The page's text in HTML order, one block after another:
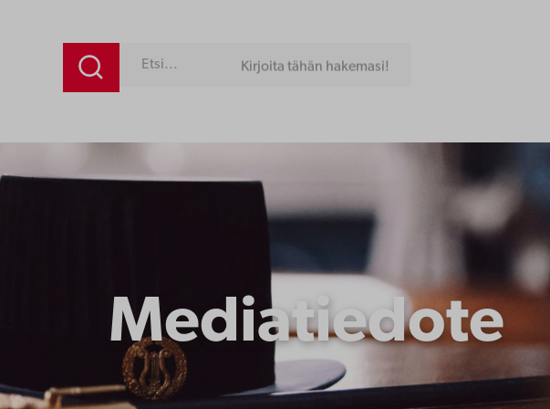
Kirjoita tähän hakemasi!
Mediatiedote